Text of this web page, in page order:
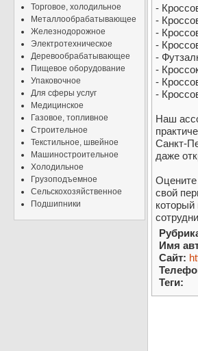
Торговое, холодильное
Металлообрабатывающее
Железнодорожное
Электротехническое
Деревообрабатывающее
Пищевое оборудование
Упаковочное
Для сферы услуг
Медицинское
Газовое, топливное
Строительное
Текстильное, швейное
Машиностроительное
Холодильное
Грузоподъемное
Сельскохозяйственное
Подшипники
-
-
-
-
-
-
-
-
Наш
Санкт-
даже
Оцените
свой
Имя
Сайт:
Теги: